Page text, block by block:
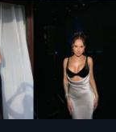
29.4к.